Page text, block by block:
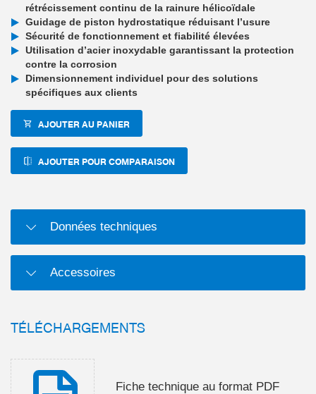
rétrécissement continu de la rainure hélicoïdale
Guidage de piston hydrostatique réduisant l’usure
Sécurité de fonctionnement et fiabilité élevées
Utilisation d’acier inoxydable garantissant la protection
contre la corrosion
Dimensionnement individuel pour des solutions
spécifiques aux clients
AJOUTER AU PANIER
AJOUTER POUR COMPARAISON
Données techniques
Accessoires
TÉLÉCHARGEMENTS
Fiche technique au format PDF